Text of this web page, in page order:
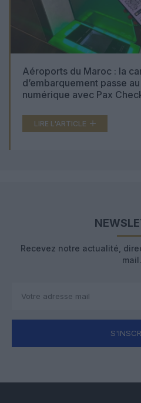
Aéroports du Maroc : la
d’embarquement passe
numérique avec Pax
LIRE L'ARTICLE
Recevez notre actualité,
mail.